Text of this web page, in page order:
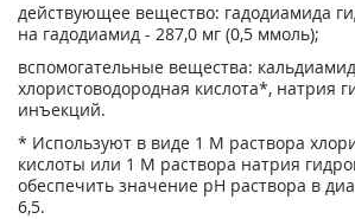
действующее вещество: гадодиамида
на гадодиамид - 287,0 мг (0,5 ммоль);
вспомогательные вещества:
хлористоводородная кислота*, натрия
инъекций.
* Используют в виде 1 М раствора
кислоты или 1 М раствора натрия
обеспечить значение pH раствора в
6,5.